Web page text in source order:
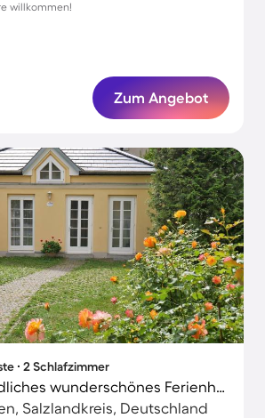
willkommen!
Zum Angebot
∙ 2 Schlafzimmer
Familienfreundliches wunderschönes Ferienhaus mit Grill, Terrasse und Garten | Stadtblick | Haustiere sind willkommen
Salzlandkreis, Deutschland